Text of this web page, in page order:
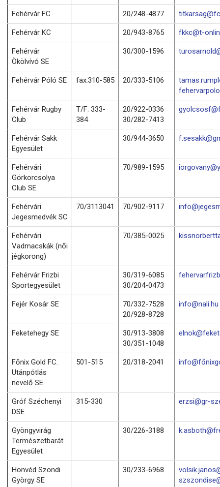
Fehérvár FC 20/248-4877
Fehérvár KC 20/943-8765 fkkc@t-
Fehérvár
Ökölvívó SE
30/300-1596
Fehérvár Póló SE fax:310-585 20/333-5106
Fehérvár Rugby
Club
T/F: 333-
384
20/922-0336
30/282-7413
Fehérvár Sakk
Egyesület
30/944-3650
Fehérvári
Görkorcsolya
Club SE
70/989-1595
Fehérvári
Jegesmedvék SC
70/3113041 70/902-9117
Fehérvári
Vadmacskák (női
jégkorong)
70/385-0025
Fehérvár Frizbi
Sportegyesület
30/319-6085
30/204-0473
Fejér Kosár SE
70/332-7528
20/928-8728
info@nali.hu
Feketehegy SE
30/913-3808
30/351-1048
Főnix Gold FC.
Utánpótlás
nevelő SE
501-515 20/318-2041
Gróf Széchenyi
DSE
315-330 erzsi@gr-
Gyöngyvirág
Természetbarát
Egyesület
30/226-3188
Honvéd Szondi
György SE
30/233-6968